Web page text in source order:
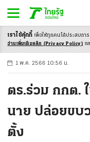
-ก ก ก+
1 พ.ค. 2566 10:56 น.
ตร.ร่วม กกต.
นาย ปล่อยขบ
ตั้ง
เราใช้คุ้กกี้ เพื่อให้ทุกคนได้ประสบกา
อ่านเพิ่มเติมคลิก (Privacy Policy) แ